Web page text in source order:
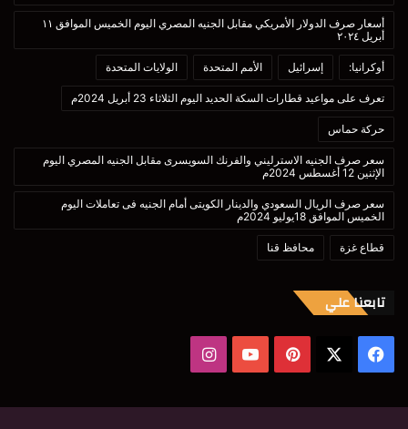
أسعار صرف الدولار الأمريكي مقابل الجنيه المصري اليوم الخميس الموافق ١١
أبريل ٢٠٢٤
أوكرانيا: إسرائيل الأمم المتحدة الولايات المتحدة
تعرف على مواعيد قطارات السكة الحديد اليوم الثلاثاء 23 أبريل 2024م
حركة حماس
سعر صرف الجنيه الاسترليني والفرنك السويسرى مقابل الجنيه المصري اليوم
الإثنين 12 أغسطس 2024م
سعر صرف الريال السعودي والدينار الكويتى أمام الجنيه فى تعاملات اليوم
الخميس الموافق 18يوليو 2024م
قطاع غزة محافظ قنا
تابعنا علي
فيسبوك بينتيريست‫YouTube